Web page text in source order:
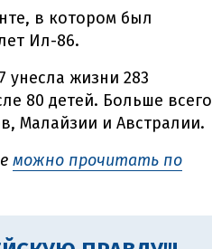
в котором был
Ил-86.
унесла жизни 283
80 детей. Больше всего
Малайзии и Австралии.
можно прочитать по